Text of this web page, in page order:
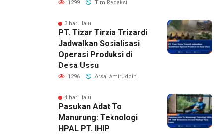
1299 Tim Redaksi
3 hari lalu
PT. Tizar Tirzia Trizardi
Jadwalkan Sosialisasi
Operasi Produksi di
Desa Ussu
1296 Arsal Amiruddin
4 hari lalu
Pasukan Adat To
Manurung: Teknologi
HPAL PT. IHIP